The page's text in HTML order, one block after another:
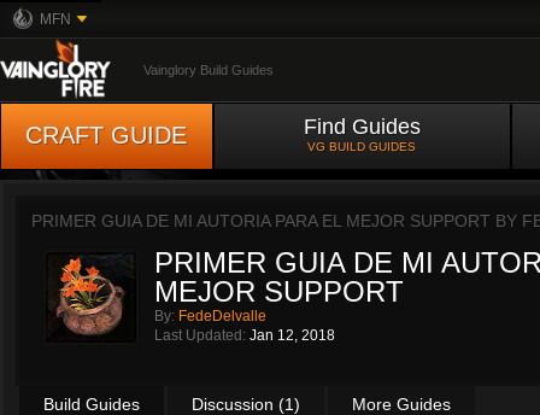
MFN
Vainglory Build Guides
CRAFT GUIDE Find Guides
VG BUILD GUIDES
PRIMER GUIA DE MI AUTORIA PARA EL MEJOR SUPPORT BY
PRIMER GUIA DE MI
MEJOR SUPPORT
By: FedeDelvalle
Last Updated: Jan 12, 2018
Build Guides Discussion (1) More Guides